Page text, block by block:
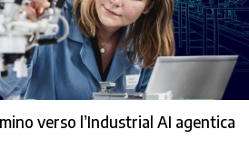
verso l’Industrial AI agentica